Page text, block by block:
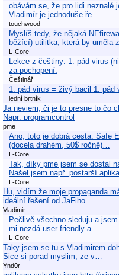
obávám se, že pro lidi neznalé
Vladimír je jednoduše ře…
touchwood
Myslíš tedy, že nějaká
běžící) utilitka, která by uměla
L-Core
Lekce z češtiny: 1. pád virus
za pochopení.
Češtinář
1. pád virus = živý bacil 1. pád
lední brtník
Ja neviem, či je to presne to čo
Napr: programcontrol
pme
Ano, toto je dobrá cesta. Safe
(docela drahém, 50$ ročně)…
L-Core
Tak, díky pme jsem se dostal
Našel jsem např. postarší
L-Core
Hu, vidím že moje propaganda
ideální řešení od JaFiho…
Vladimir
Pečlivě všechno sleduju a
mi nezdá user friendly a…
L-Core
Taky jsem se tu s Vladimirem
Sice si porad myslim, ze v…
Ynd0r